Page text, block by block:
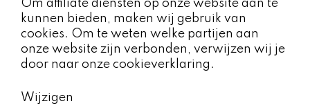
Om affiliate diensten op onze website aan te
kunnen bieden, maken wij gebruik van
cookies. Om te weten welke partijen aan
onze website zijn verbonden, verwijzen wij je
door naar onze cookieverklaring.
Wijzigen ​